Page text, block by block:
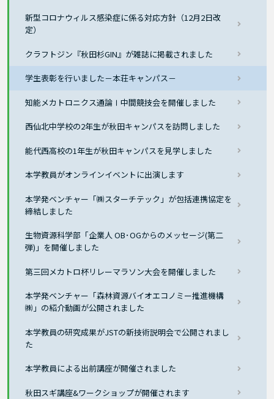
新型コロナウィルス感染症に係る対応方針（12月2日改
定）
クラフトジン『秋田杉GIN』が雑誌に掲載されました
学生表彰を行いました－本荘キャンパス－
知能メカトロニクス通論Ⅰ中間競技会を開催しました
西仙北中学校の2年生が秋田キャンパスを訪問しました
能代西高校の1年生が秋田キャンパスを見学しました
本学教員がオンラインイベントに出演します
本学発ベンチャー「㈱スターチテック」が包括連携協定を
締結しました
生物資源科学部「企業人 OB･OGからのメッセージ(第二
弾)」を開催しました
第三回メカトロ杯リレーマラソン大会を開催しました
本学発ベンチャー「森林資源バイオエコノミー推進機構
㈱」の紹介動画が公開されました
本学教員の研究成果がJSTの新技術説明会で公開されまし
た
本学教員による出前講座が開催されました
秋田スギ講座&ワークショップが開催されます